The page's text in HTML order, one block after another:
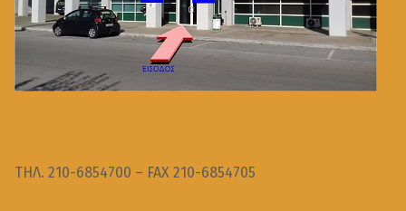
ΤΗΛ. 210-6854700 – FAX 210-6854705